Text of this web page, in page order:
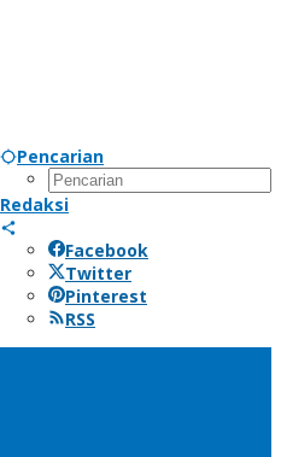
Pencarian
Redaksi
Facebook
Twitter
Pinterest
RSS